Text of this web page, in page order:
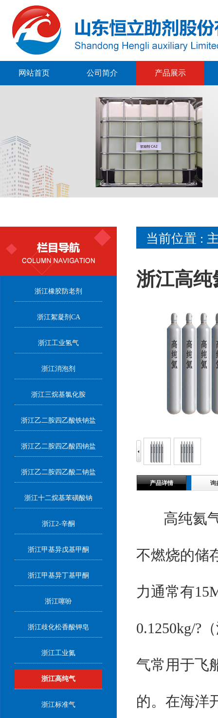
网站首页 公司简介 产品展示
浙江橡胶防老剂
浙江絮凝剂CA
浙江工业氢气
浙江消泡剂
浙江三烷基氯化胺
浙江乙二胺四乙酸铁钠盐
浙江乙二胺四乙酸四钠盐
浙江乙二胺四乙酸二钠盐
浙江十二烷基苯磺酸钠
浙江2-辛酮
浙江甲基异戊基甲酮
浙江甲基异丁基甲酮
浙江噻吩
浙江歧化松香酸钾皂
浙江工业氮
浙江高纯气
浙江标准气
当前位置 :
浙江高纯
产品详情 询
高纯氦气
不燃烧的储
力通常有
0.1250kg/?
气常用于飞
的。在海洋